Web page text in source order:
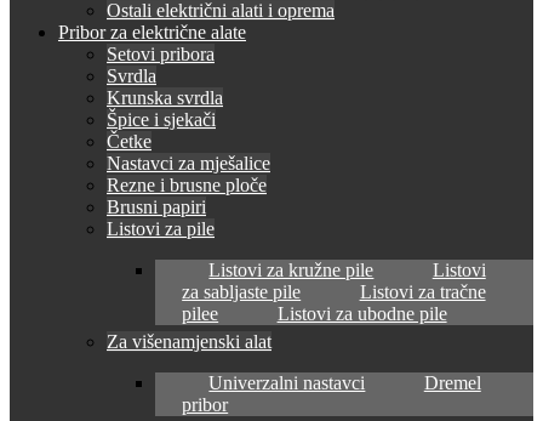
Ostali električni alati i oprema
Pribor za električne alate
Setovi pribora
Svrdla
Krunska svrdla
Špice i sjekači
Četke
Nastavci za mješalice
Rezne i brusne ploče
Brusni papiri
Listovi za pile
Listovi za kružne pile
Listovi
za sabljaste pile
Listovi za tračne
pilee
Listovi za ubodne pile
Za višenamjenski alat
Univerzalni nastavci
Dremel
pribor